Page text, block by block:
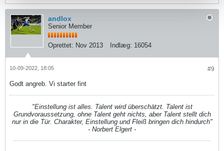
andlox
Senior Member
Oprettet: Nov 2013 Indlæg: 16054
#9
10-09-2022, 18:05
Godt angreb. Vi starter fint
"Einstellung ist alles. Talent wird überschätzt. Talent ist
Grundvoraussetzung, ohne Talent geht nichts, aber Talent stellt dich
nur in die Tür. Charakter, Einstellung und Fleiß bringen dich hindurch"
- Norbert Elgert -